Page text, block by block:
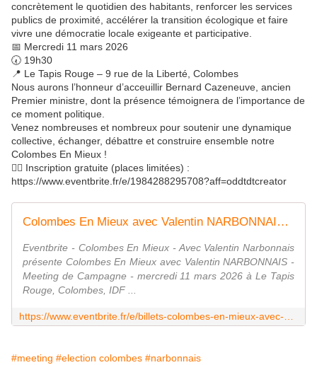
concrètement le quotidien des habitants, renforcer les services
publics de proximité, accélérer la transition écologique et faire
vivre une démocratie locale exigeante et participative.
📅 Mercredi 11 mars 2026
🕢 19h30
📍 Le Tapis Rouge – 9 rue de la Liberté, Colombes
Nous aurons l’honneur d’acceuillir Bernard Cazeneuve, ancien
Premier ministre, dont la présence témoignera de l’importance de
ce moment politique.
Venez nombreuses et nombreux pour soutenir une dynamique
collective, échanger, débattre et construire ensemble notre
Colombes En Mieux !
👉🏼 Inscription gratuite (places limitées) :
https://www.eventbrite.fr/e/1984288295708?aff=oddtdtcreator
Colombes En Mieux avec Valentin NARBONNAIS - Meeting de Campagne
Eventbrite - Colombes En Mieux - Avec Valentin Narbonnais
présente Colombes En Mieux avec Valentin NARBONNAIS -
Meeting de Campagne - mercredi 11 mars 2026 à Le Tapis
Rouge, Colombes, IDF ...
#meeting #election colombes #narbonnais